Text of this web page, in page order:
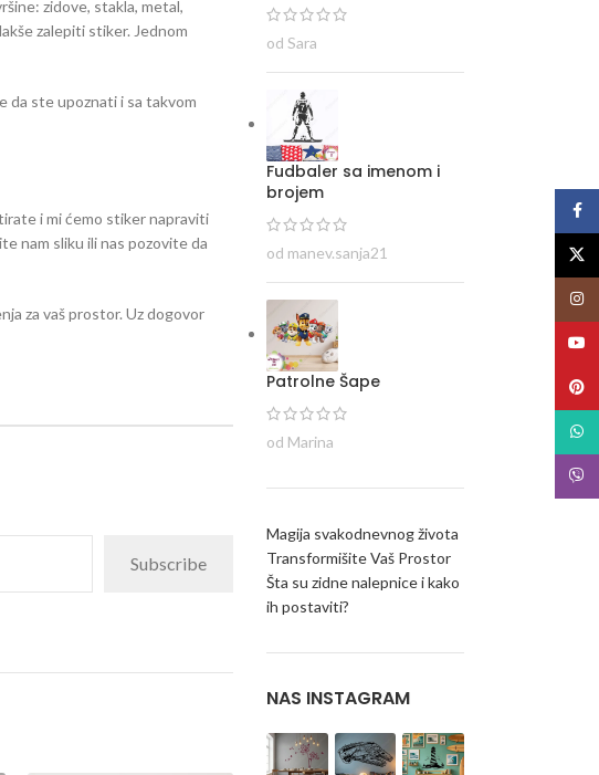
zidove, stakla, metal,
zalepiti stiker. Jednom
da ste upoznati i sa takvom
i mi ćemo stiker napraviti
nam sliku ili nas pozovite da
za vaš prostor. Uz dogovor
Subscribe
od Sara
Fudbaler sa imenom i
brojem
od manev.sanja21
Patrolne Šape
od Marina
Magija svakodnevnog života
Transformišite Vaš Prostor
Šta su zidne nalepnice i kako
ih postaviti?
NAS INSTAGRAM
Viber